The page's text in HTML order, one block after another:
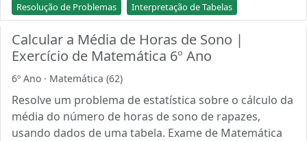
Resolução de Problemas
Interpretação de Tabelas
Calcular a Média de Horas de Sono |
Exercício de Matemática 6º Ano
6º Ano · Matemática (62)
Resolve um problema de estatística sobre o cálculo da
média do número de horas de sono de rapazes,
usando dados de uma tabela. Exame de Matemática